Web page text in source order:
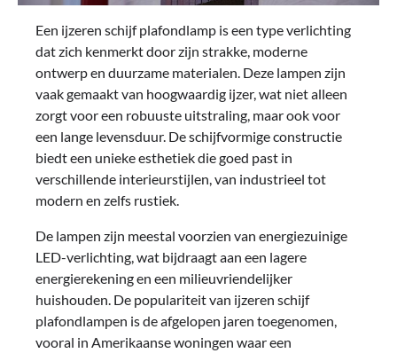
Een ijzeren schijf plafondlamp is een type verlichting
dat zich kenmerkt door zijn strakke, moderne
ontwerp en duurzame materialen. Deze lampen zijn
vaak gemaakt van hoogwaardig ijzer, wat niet alleen
zorgt voor een robuuste uitstraling, maar ook voor
een lange levensduur. De schijfvormige constructie
biedt een unieke esthetiek die goed past in
verschillende interieurstijlen, van industrieel tot
modern en zelfs rustiek.
De lampen zijn meestal voorzien van energiezuinige
LED-verlichting, wat bijdraagt aan een lagere
energierekening en een milieuvriendelijker
huishouden. De populariteit van ijzeren schijf
plafondlampen is de afgelopen jaren toegenomen,
vooral in Amerikaanse woningen waar een